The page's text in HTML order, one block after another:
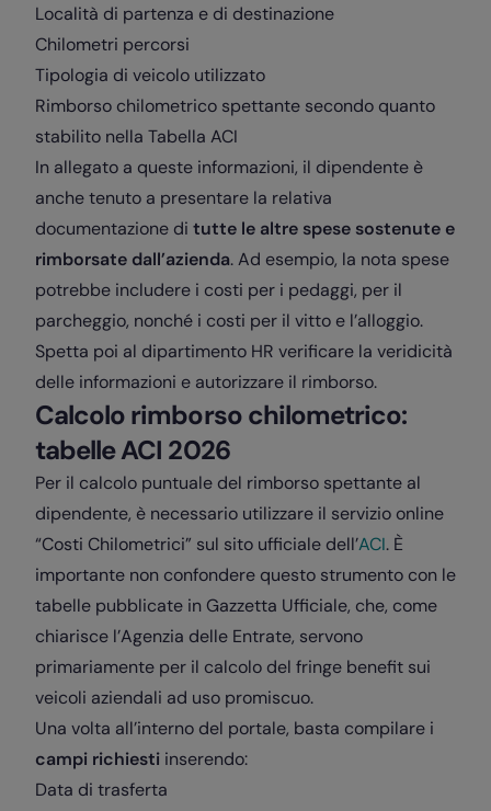
Località di partenza e di destinazione
Chilometri percorsi
Tipologia di veicolo utilizzato
Rimborso chilometrico spettante secondo quanto
stabilito nella Tabella ACI
In allegato a queste informazioni, il dipendente è
anche tenuto a presentare la relativa
documentazione di tutte le altre spese sostenute e
rimborsate dall’azienda. Ad esempio, la nota spese
potrebbe includere i costi per i pedaggi, per il
parcheggio, nonché i costi per il vitto e l’alloggio.
Spetta poi al dipartimento HR verificare la veridicità
delle informazioni e autorizzare il rimborso.
Calcolo rimborso chilometrico:
tabelle ACI 2026
Per il calcolo puntuale del rimborso spettante al
dipendente, è necessario utilizzare il servizio online
“Costi Chilometrici” sul sito ufficiale dell’ACI. È
importante non confondere questo strumento con le
tabelle pubblicate in Gazzetta Ufficiale, che, come
chiarisce l’Agenzia delle Entrate, servono
primariamente per il calcolo del fringe benefit sui
veicoli aziendali ad uso promiscuo.
Una volta all’interno del portale, basta compilare i
campi richiesti inserendo:
Data di trasferta